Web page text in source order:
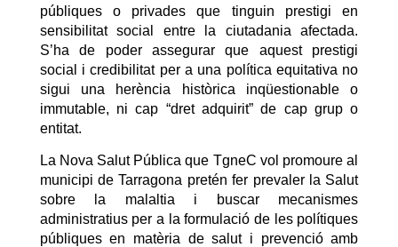
públiques o privades que tinguin prestigi en
sensibilitat social entre la ciutadania afectada.
S’ha de poder assegurar que aquest prestigi
social i credibilitat per a una política equitativa no
sigui una herència històrica inqüestionable o
immutable, ni cap “dret adquirit” de cap grup o
entitat.
La Nova Salut Pública que TgneC vol promoure al
municipi de Tarragona pretén fer prevaler la Salut
sobre la malaltia i buscar mecanismes
administratius per a la formulació de les polítiques
públiques en matèria de salut i prevenció amb